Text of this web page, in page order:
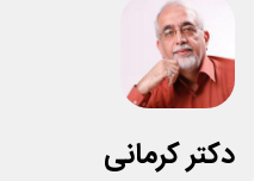
دکتر کرمانی